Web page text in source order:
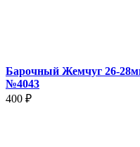
Барочный Жемчуг 26-
№4043
400 ₽